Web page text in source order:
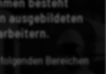
ausgebildeten
Bereichen